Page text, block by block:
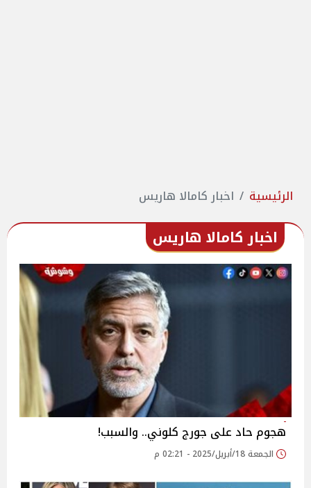
الرئيسية اخبار كامالا هاريس
اخبار كامالا هاريس
هجوم حاد على جورج كلوني.. والسبب!
الجمعة 18/أبريل/2025 - 02:21 م